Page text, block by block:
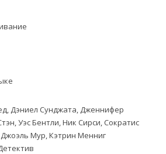
Дэниел Сунджата, Дженнифер
Уэс Бентли, Ник Сирси, Сократис
Мур, Кэтрин Менниг